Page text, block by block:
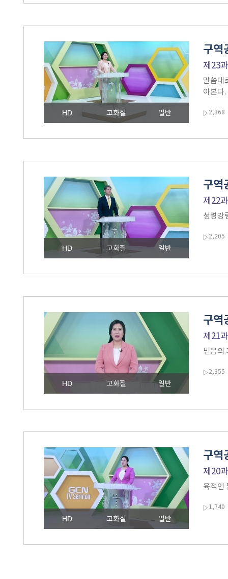
HD 고화질 일반
구역
제23
말씀대
아본다.
2,368
HD 고화질 일반
구역
제22
성령강
2,205
HD 고화질 일반
구역
제21
믿음의
2,355
HD 고화질 일반
구역
제20
육적인
1,740